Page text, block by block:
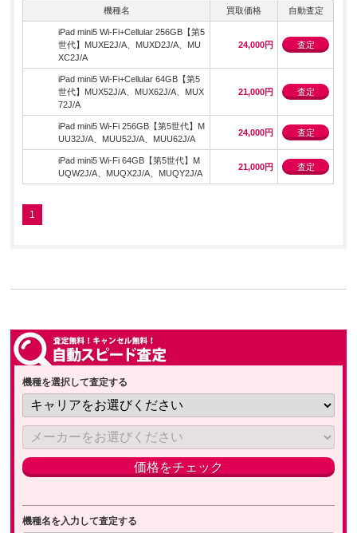
機種名 買取価格 自動査定
iPad mini5 Wi-Fi+Cellular 256GB【第5
世代】MUXE2J/A、MUXD2J/A、MU
XC2J/A
24,000円 査定
iPad mini5 Wi-Fi+Cellular 64GB【第5
世代】MUX52J/A、MUX62J/A、MUX
72J/A
21,000円 査定
iPad mini5 Wi-Fi 256GB【第5世代】M
UU32J/A、MUU52J/A、MUU62J/A
24,000円 査定
iPad mini5 Wi-Fi 64GB【第5世代】M
UQW2J/A、MUQX2J/A、MUQY2J/A
21,000円 査定
1
機種を選択して査定する
機種名を入力して査定する